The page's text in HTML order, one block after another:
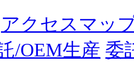
アクセスマッ
/OEM生産 委